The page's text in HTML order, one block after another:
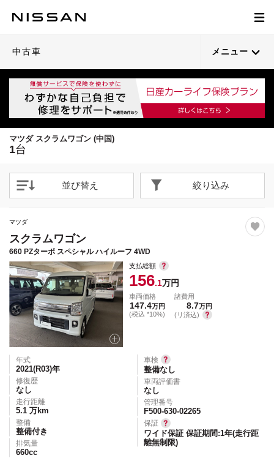
中古車 メニュー
マツダ スクラムワゴン (中国)
1台
並び替え 絞り込み
11
閉じる
マツダ
スクラムワゴン
660 PZターボ スペシャル ハイルーフ 4WD
支払総額
156.1万円
車両価格
147.4万円
(税込 *10%)
諸費用
8.7万円
(リ済込)
年式
2021(R03)年
修復歴
なし
走行距離
5.1 万km
整備
整備付き
排気量
660cc
車検
整備なし
車両評価書
なし
管理番号
F500-630-02265
保証
ワイド保証 保証期間:1年(走行距
離無制限)